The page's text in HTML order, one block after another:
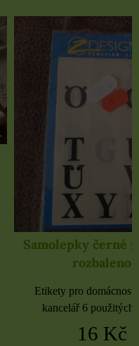
Samolepky černé
rozbaleno
Etikety pro
kancelář 6 použitých
16 Kč